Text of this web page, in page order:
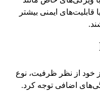
ایمنی بیشتر
خود از نظر ظرفیت، نوع
اضافی توجه کرد.